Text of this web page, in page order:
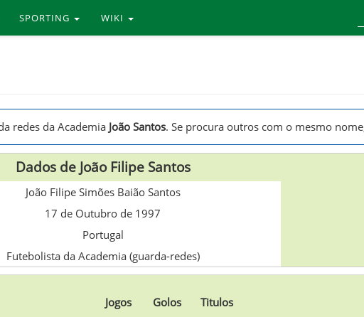
SPORTING WIKI
redes da Academia João Santos. Se procura outros com o mesmo
Dados de João Filipe Santos
João Filipe Simões Baião Santos
17 de Outubro de 1997
Portugal
Futebolista da Academia (guarda-redes)
Jogos Golos Titulos